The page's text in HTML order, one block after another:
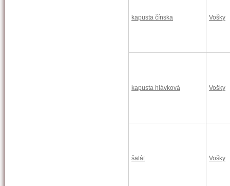
kapusta čínska Vošky
kapusta hlávková Vošky
šalát Vošky